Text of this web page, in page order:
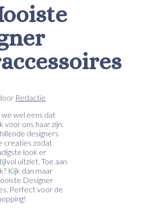
Redactie
wel eens dat
voor ons haar zijn.
designers
creaties zodat
look er
uitziet. Toe aan
Kijk dan maar
Designer
Perfect voor de